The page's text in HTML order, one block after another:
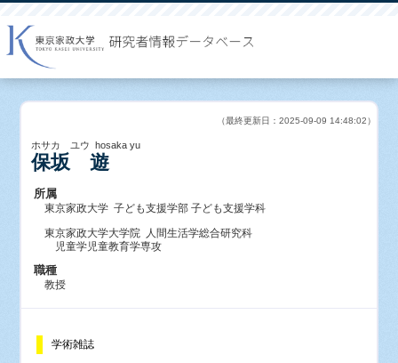
（最終更新日：2025-09-09 14:48:02）
ホサカ ユウ hosaka yu
保坂 遊
所属
東京家政大学 子ども支援学部 子ども支援学科
東京家政大学大学院 人間生活学総合研究科
児童学児童教育学専攻
職種
教授
学術雑誌